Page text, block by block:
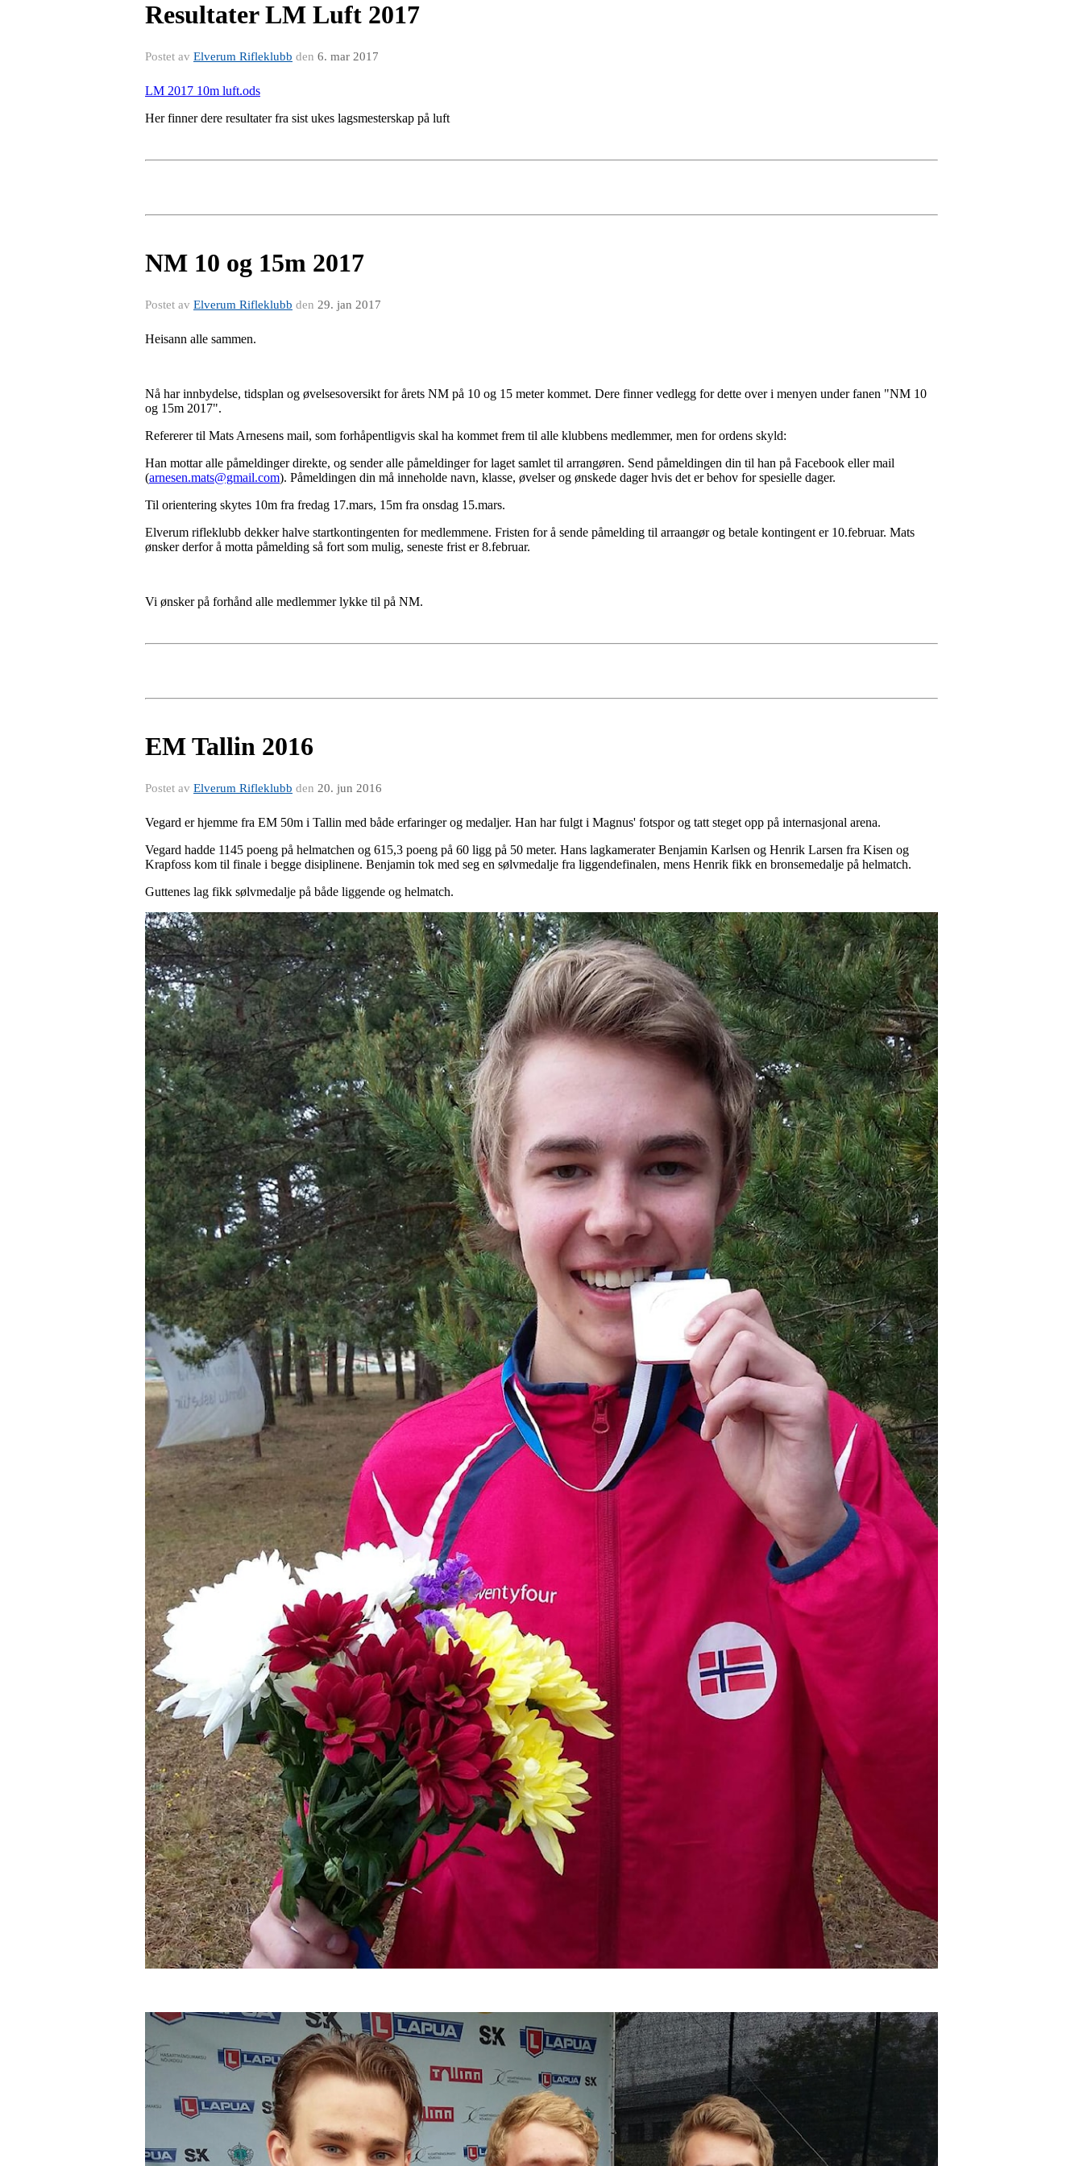
Resultater LM Luft 2017
Postet av Elverum Rifleklubb den 6. mar 2017
LM 2017 10m luft.ods
Her finner dere resultater fra sist ukes lagsmesterskap på luft
NM 10 og 15m 2017
Postet av Elverum Rifleklubb den 29. jan 2017
Heisann alle sammen.
Nå har innbydelse, tidsplan og øvelsesoversikt for årets NM på 10 og 15 meter kommet. Dere finner vedlegg for dette over i menyen under fanen "NM 10
og 15m 2017".
Refererer til Mats Arnesens mail, som forhåpentligvis skal ha kommet frem til alle klubbens medlemmer, men for ordens skyld:
Han mottar alle påmeldinger direkte, og sender alle påmeldinger for laget samlet til arrangøren. Send påmeldingen din til han på Facebook eller mail
(arnesen.mats@gmail.com). Påmeldingen din må inneholde navn, klasse, øvelser og ønskede dager hvis det er behov for spesielle dager.
Til orientering skytes 10m fra fredag 17.mars, 15m fra onsdag 15.mars.
Elverum rifleklubb dekker halve startkontingenten for medlemmene. Fristen for å sende påmelding til arraangør og betale kontingent er 10.februar. Mats
ønsker derfor å motta påmelding så fort som mulig, seneste frist er 8.februar.
Vi ønsker på forhånd alle medlemmer lykke til på NM.
EM Tallin 2016
Postet av Elverum Rifleklubb den 20. jun 2016
Vegard er hjemme fra EM 50m i Tallin med både erfaringer og medaljer. Han har fulgt i Magnus' fotspor og tatt steget opp på internasjonal arena.
Vegard hadde 1145 poeng på helmatchen og 615,3 poeng på 60 ligg på 50 meter. Hans lagkamerater Benjamin Karlsen og Henrik Larsen fra Kisen og
Krapfoss kom til finale i begge disiplinene. Benjamin tok med seg en sølvmedalje fra liggendefinalen, mens Henrik fikk en bronsemedalje på helmatch.
Guttenes lag fikk sølvmedalje på både liggende og helmatch.